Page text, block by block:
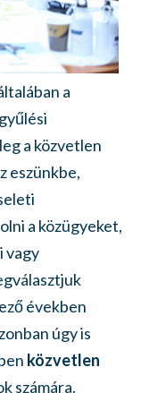
a
a közvetlen
eszünkbe,
a közügyeket,
vagy
években
úgy is
közvetlen
számára.